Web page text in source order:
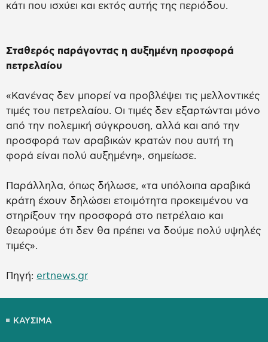
κάτι που ισχύει και εκτός αυτής της περιόδου.
Σταθερός παράγοντας η αυξημένη προσφορά
πετρελαίου
«Κανένας δεν μπορεί να προβλέψει τις μελλοντικές
τιμές του πετρελαίου. Οι τιμές δεν εξαρτώνται μόνο
από την πολεμική σύγκρουση, αλλά και από την
προσφορά των αραβικών κρατών που αυτή τη
φορά είναι πολύ αυξημένη», σημείωσε.
Παράλληλα, όπως δήλωσε, «τα υπόλοιπα αραβικά
κράτη έχουν δηλώσει ετοιμότητα προκειμένου να
στηρίξουν την προσφορά στο πετρέλαιο και
θεωρούμε ότι δεν θα πρέπει να δούμε πολύ υψηλές
τιμές».
Πηγή: ertnews.gr
ΚΑΥΣΙΜΑ